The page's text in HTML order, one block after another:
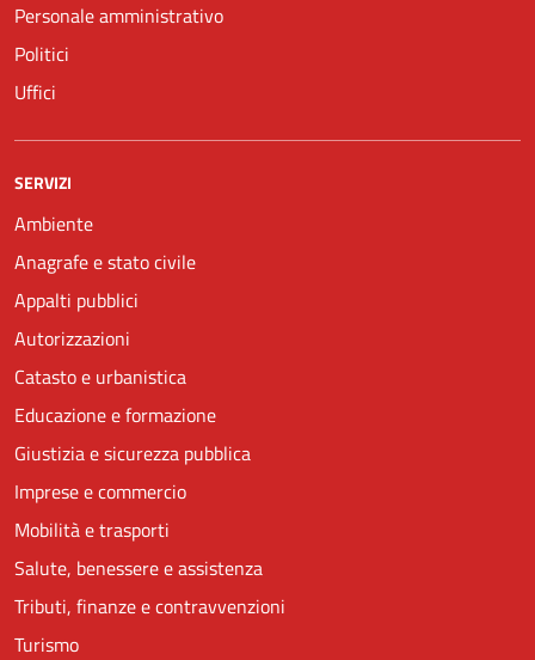
Personale amministrativo
Politici
Uffici
SERVIZI
Ambiente
Anagrafe e stato civile
Appalti pubblici
Autorizzazioni
Catasto e urbanistica
Educazione e formazione
Giustizia e sicurezza pubblica
Imprese e commercio
Mobilità e trasporti
Salute, benessere e assistenza
Tributi, finanze e contravvenzioni
Turismo